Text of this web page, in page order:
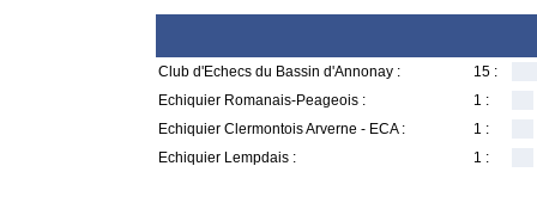
Club d'Echecs du Bassin d'Annonay :
15 :
Echiquier Romanais-Peageois :
1 :
Echiquier Clermontois Arverne - ECA :
1 :
Echiquier Lempdais :
1 :